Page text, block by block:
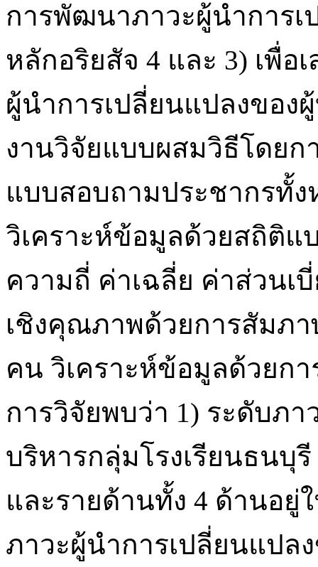
การพัฒนาภาวะผู้นำการ
หลักอริยสัจ 4 และ 3) เพื่
ผู้นำการเปลี่ยนแปลงของ
งานวิจัยแบบผสมวิธีโดยก
แบบสอบถามประชากรทั้
วิเคราะห์ข้อมูลด้วยสถิติแ
ความถี่ ค่าเฉลี่ย ค่าส่วนเ
เชิงคุณภาพด้วยการสัมภ
คน วิเคราะห์ข้อมูลด้วยกา
การวิจัยพบว่า 1) ระดับภ
บริหารกลุ่มโรงเรียนธนบุ
และรายด้านทั้ง 4 ด้านอยู่
ภาวะผู้นำการเปลี่ยนแปล